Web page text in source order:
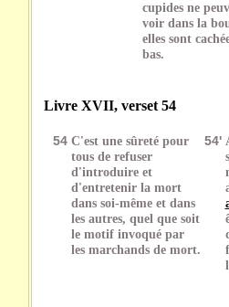
cupides ne
voir dans la
elles sont
bas.
Livre XVII, verset 54
54 C'est une sûreté pour
tous de refuser
d'introduire et
d'entretenir la mort
dans soi-même et dans
les autres, quel que soit
le motif invoqué par
les marchands de mort.
54'